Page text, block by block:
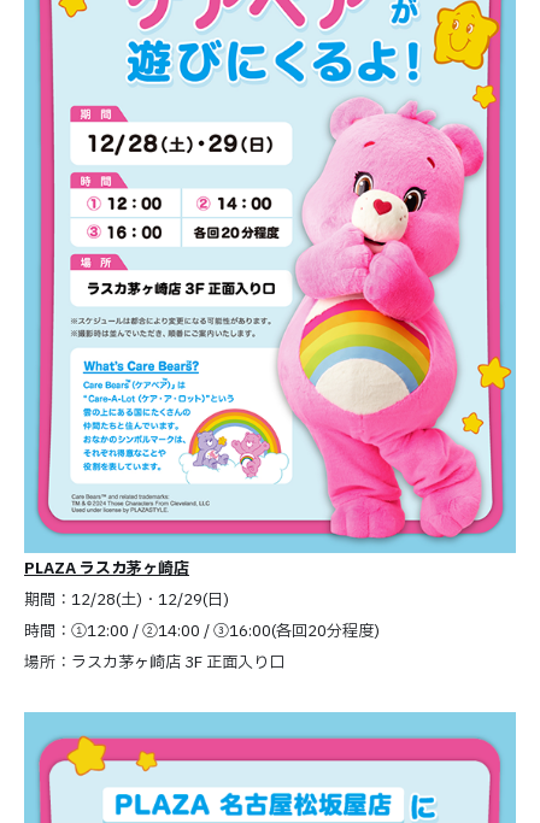
PLAZA ラスカ茅ヶ崎店
期間：12/28(土)・12/29(日)
時間：①12:00 / ②14:00 / ③16:00(各回20分程度)
場所：ラスカ茅ヶ崎店 3F 正面入り口